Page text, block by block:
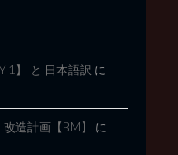
1】 と 日本語訳 に
造計画【BM】
に